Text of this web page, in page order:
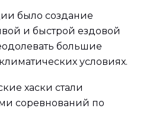
было создание
и быстрой ездовой
большие
условиях.
хаски стали
соревнований по